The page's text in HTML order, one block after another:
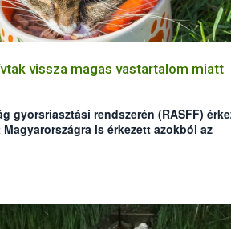
vissza magas vastartalom miatt
gyorsriasztási rendszerén (RASFF)
is érkezett azokból az
melyekben magas vastartalmat